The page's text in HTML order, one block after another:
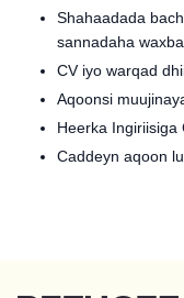
Shahaadada
sannadaha
CV iyo warqad
Aqoonsi
Heerka Ingiriisiga
Caddeyn aqoon